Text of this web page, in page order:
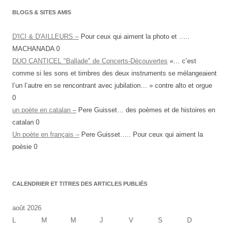
BLOGS & SITES AMIS
D'ICI & D'AILLEURS –Pour ceux qui aiment la photo et …..
MACHANADA 0
DUO CANTICEL "Ballade" de Concerts-Découvertes «… c’est
comme si les sons et timbres des deux instruments se mélangeaient
l’un l’autre en se rencontrant avec jubilation… » contre alto et orgue
0
un poète en catalan –Pere Guisset… des poèmes et de histoires en
catalan 0
Un poète en français –Pere Guisset….. Pour ceux qui aiment la
poèsie 0
CALENDRIER ET TITRES DES ARTICLES PUBLIÉS
août 2026
L
M M J V S
D